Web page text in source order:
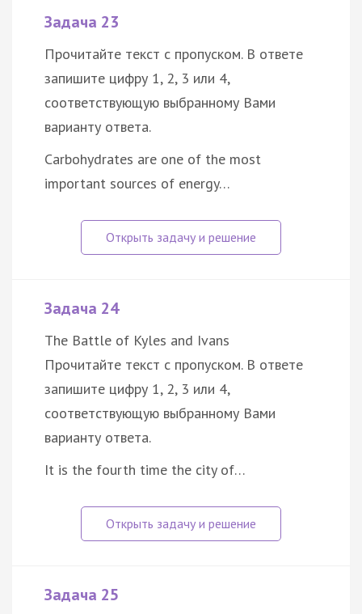
Задача 23
Прочитайте текст с пропуском. В ответе
запишите цифру 1, 2, 3 или 4,
соответствующую выбранному Вами
варианту ответа.
Carbohydrates are one of the most
important sources of energy…
Задача 24
The Battle of Kyles and Ivans
Прочитайте текст с пропуском. В ответе
запишите цифру 1, 2, 3 или 4,
соответствующую выбранному Вами
варианту ответа.
It is the fourth time the city of…
Задача 25